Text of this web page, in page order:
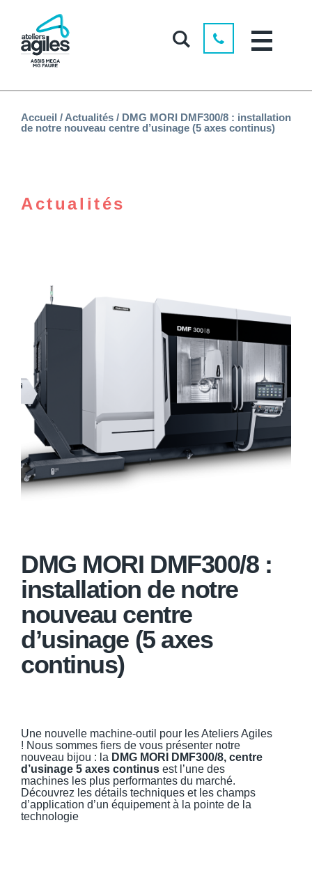
Accueil / Actualités / DMG MORI DMF300/8 : installation
de notre nouveau centre d’usinage (5 axes continus)
Actualités
DMG MORI DMF300/8 :
installation de notre
nouveau centre
d’usinage (5 axes
continus)
Une nouvelle machine-outil pour les Ateliers Agiles
! Nous sommes fiers de vous présenter notre
nouveau bijou : la DMG MORI DMF300/8, centre
d’usinage 5 axes continus est l’une des
machines les plus performantes du marché.
Découvrez les détails techniques et les champs
d’application d’un équipement à la pointe de la
technologie